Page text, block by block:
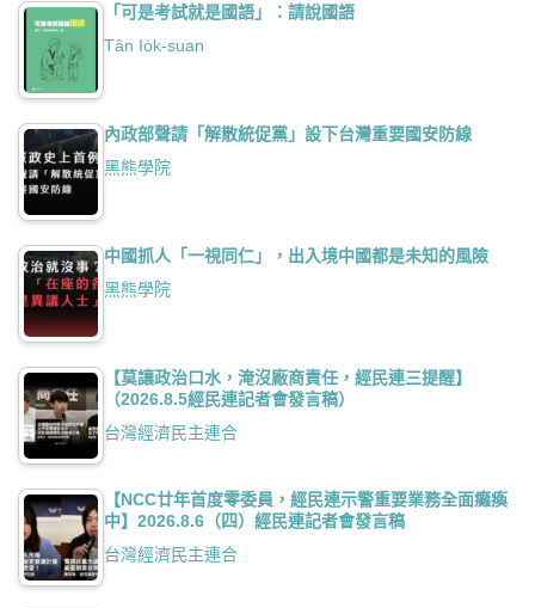
「可是考試就是國語」：請說國語
Tân Io̍k-suan
內政部聲請「解散統促黨」設下台灣重要國安防線
黑熊學院
中國抓人「一視同仁」，出入境中國都是未知的風險
黑熊學院
【莫讓政治口水，淹沒廠商責任，經民連三提醒】
（2026.8.5經民連記者會發言稿）
台灣經濟民主連合
【NCC廿年首度零委員，經民連示警重要業務全面癱瘓
中】2026.8.6（四）經民連記者會發言稿
台灣經濟民主連合